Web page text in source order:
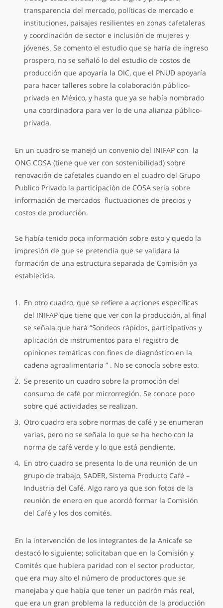
transparencia del mercado, políticas de mercado e
instituciones, paisajes resilientes en zonas cafetaleras
y coordinación de sector e inclusión de mujeres y
jóvenes. Se comento el estudio que se haría de ingreso
prospero, no se señaló lo del estudio de costos de
producción que apoyaría la OIC, que el PNUD apoyaría
para hacer talleres sobre la colaboración público-
privada en México, y hasta que ya se había nombrado
una coordinadora para ver lo de una alianza público-
privada.
En un cuadro se manejó un convenio del INIFAP con la
ONG COSA (tiene que ver con sostenibilidad) sobre
renovación de cafetales cuando en el cuadro del Grupo
Publico Privado la participación de COSA seria sobre
información de mercados fluctuaciones de precios y
costos de producción.
Se había tenido poca información sobre esto y quedo la
impresión de que se pretendía que se validara la
formación de una estructura separada de Comisión ya
establecida.
En otro cuadro, que se refiere a acciones específicas
del INIFAP que tiene que ver con la producción, al final
se señala que hará “Sondeos rápidos, participativos y
aplicación de instrumentos para el registro de
opiniones temáticas con fines de diagnóstico en la
cadena agroalimentaria ” . No se conocía sobre esto.
Se presento un cuadro sobre la promoción del
consumo de café por microrregión. Se conoce poco
sobre qué actividades se realizan.
Otro cuadro era sobre normas de café y se enumeran
varias, pero no se señala lo que se ha hecho con la
norma de café verde y lo que está pendiente.
En otro cuadro se presenta lo de una reunión de un
grupo de trabajo, SADER, Sistema Producto Café –
Industria del Café. Algo raro ya que son fotos de la
reunión de enero en que acordó formar la Comisión
del Café y los dos comités.
En la intervención de los integrantes de la Anicafe se
destacó lo siguiente; solicitaban que en la Comisión y
Comités que hubiera paridad con el sector productor,
que era muy alto el número de productores que se
manejaba y que había que tener un padrón más real,
que era un gran problema la reducción de la producción